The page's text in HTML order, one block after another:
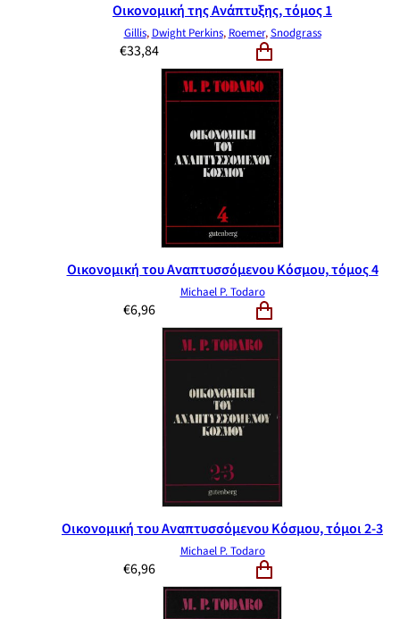
Οικονομική της Ανάπτυξης, τόμος 1
Gillis, Dwight Perkins, Roemer,Snodgrass
€33,84
Οικονομική του Αναπτυσσόμενου Κόσμου, τόμος 4
Michael P. Todaro
€6,96
Οικονομική του Αναπτυσσόμενου Κόσμου, τόμοι 2-3
Michael P. Todaro
€6,96